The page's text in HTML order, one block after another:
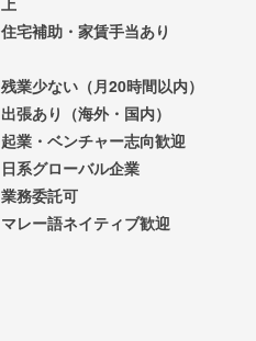
住宅補助・家賃手当あり
残業少ない（月20時間以内）
出張あり（海外・国内）
起業・ベンチャー志向歓迎
日系グローバル企業
業務委託可
マレー語ネイティブ歓迎